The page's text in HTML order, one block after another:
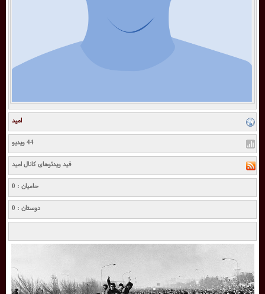
امید
44 ویدیو
فید ویدئوهای کانال امید
حامیان : 0
دوستان : 0